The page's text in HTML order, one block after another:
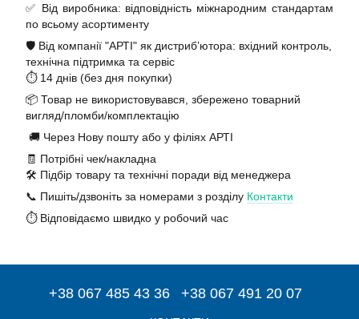
✅ Від виробника: відповідність міжнародним стандартам
по всьому асортименту
🛡️ Від компанії "АРТІ" як дистриб’ютора: вхідний контроль,
технічна підтримка та сервіс
⏱️ 14 днів (без дня покупки)
📦 Товар не використовувався, збережено товарний
вигляд/пломби/комплектацію
🚚 Через Нову пошту або у філіях АРТІ
🧾 Потрібні чек/накладна
🛠️ Підбір товару та технічні поради від менеджера
📞 Пишіть/дзвоніть за номерами з розділу Контакти
⏱️ Відповідаємо швидко у робочий час
+38 067 485 43 36 +38 067 491 20 07